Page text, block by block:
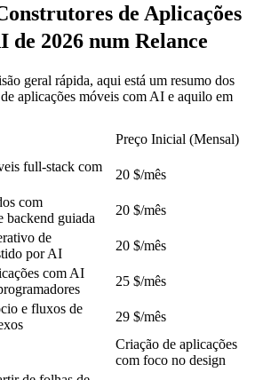
de Aplicações
de 2026 num Relance
geral rápida, aqui está um resumo dos
aplicações móveis com AI e aquilo em
Preço Inicial (Mensal)
full-stack com
20 $/mês
com
backend guiada
20 $/mês
de
por AI
20 $/mês
com AI
25 $/mês
e fluxos de
29 $/mês
Criação de aplicações
com foco no design